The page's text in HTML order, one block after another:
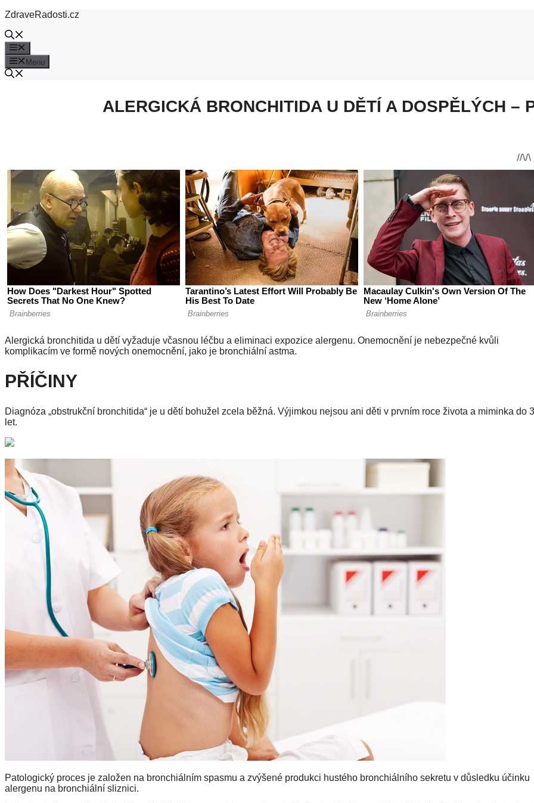
Přeskočit
obsah
ZdraveRadosti.cz
Menu
ALERGICKÁ BRONCHITIDA U DĚTÍ A DOSPĚLÝCH –
Alergická bronchitida u dětí vyžaduje včasnou léčbu a eliminaci expozice alergenu. Onemocnění je nebezpečné kvůli
komplikacím ve formě nových onemocnění, jako je bronchiální astma.
PŘÍČINY
Diagnóza „obstrukční bronchitida“ je u dětí bohužel zcela běžná. Výjimkou nejsou ani děti v prvním roce života a miminka do 3
let.
Patologický proces je založen na bronchiálním spasmu a zvýšené produkci hustého bronchiálního sekretu v důsledku účinku
alergenu na bronchiální sliznici.